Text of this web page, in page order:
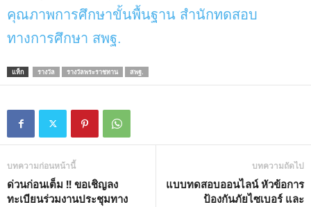
คุณภาพการศึกษาขั้นพื้นฐาน สำนักทดสอบ
ทางการศึกษา สพฐ.
แท็ก รางวัล รางวัลพระราชทาน สพฐ.
บทความก่อนหน้านี้
ด่วนก่อนเต็ม !! ขอเชิญลง
ทะเบียนร่วมงานประชุมทาง
บทความถัดไป
แบบทดสอบออนไลน์ หัวข้อการ
ป้องกันภัยไซเบอร์ และ